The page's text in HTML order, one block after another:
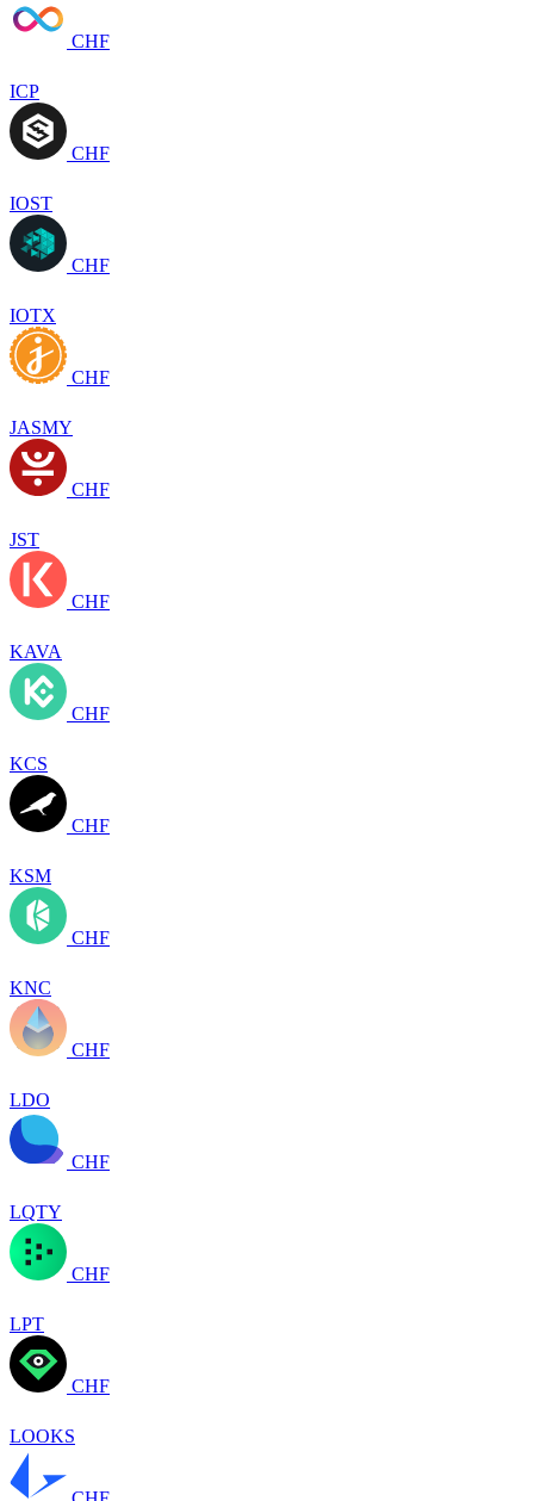
CHF
ICP
CHF
IOST
CHF
IOTX
CHF
JASMY
CHF
JST
CHF
KAVA
CHF
KCS
CHF
KSM
CHF
KNC
CHF
LDO
CHF
LQTY
CHF
LPT
CHF
LOOKS